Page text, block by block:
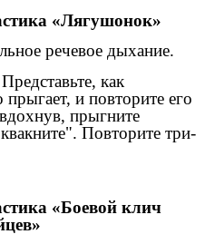
«Лягушонок»
речевое дыхание.
как
и повторите его
прыгните
Повторите три-
«Боевой клич